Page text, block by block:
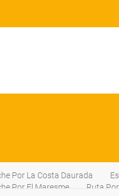
Por La Costa Daurada
Por El Maresme
Ruta